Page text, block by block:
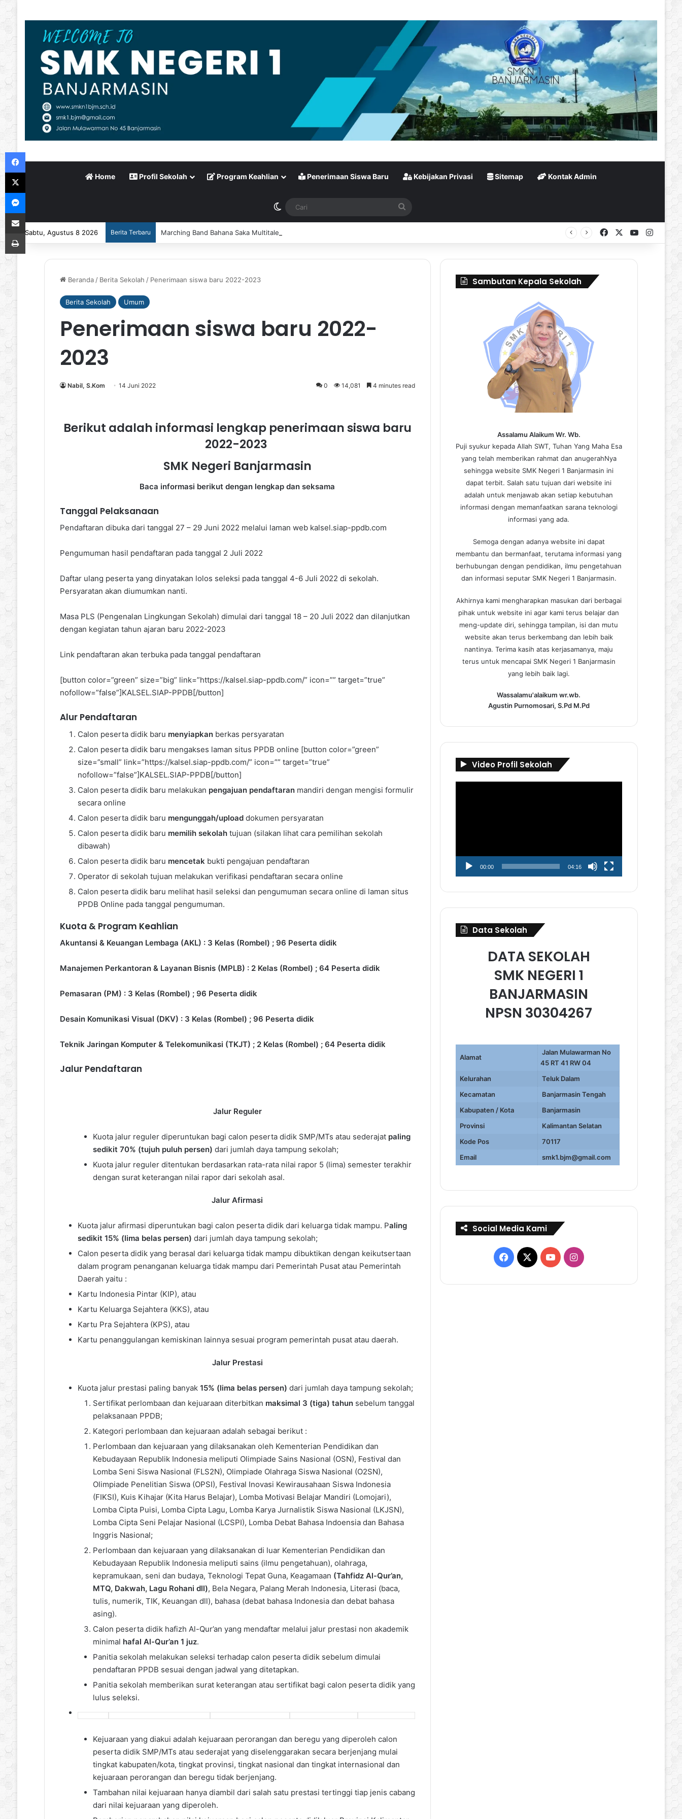
Home Profil Sekolah Program Keahlian Penerimaan Siswa Baru Kebijakan Privasi Sitemap Kontak Admin
Switch skin Cari
Sabtu, Agustus 8 2026 Berita Terbaru Marching Band Bahana Saka Multitalent SMK Negeri 1 Banjarmasin Borong Prestasi di Festival Borneo Marching Day 2026 FacebookYouTube
Beranda / Berita Sekolah / Penerimaan siswa baru 2022-2023
Berita Sekolah Umum
Penerimaan siswa baru 2022-
2023
Nabil, S.Kom 14 Juni 2022 0 14,081 4 minutes read
Berikut adalah informasi lengkap penerimaan siswa baru
2022-2023
SMK Negeri Banjarmasin
Baca informasi berikut dengan lengkap dan seksama
Tanggal Pelaksanaan
Pendaftaran dibuka dari tanggal 27 – 29 Juni 2022 melalui laman web kalsel.siap-ppdb.com
Pengumuman hasil pendaftaran pada tanggal 2 Juli 2022
Daftar ulang peserta yang dinyatakan lolos seleksi pada tanggal 4-6 Juli 2022 di sekolah.
Persyaratan akan diumumkan nanti.
Masa PLS (Pengenalan Lingkungan Sekolah) dimulai dari tanggal 18 – 20 Juli 2022 dan dilanjutkan
dengan kegiatan tahun ajaran baru 2022-2023
Link pendaftaran akan terbuka pada tanggal pendaftaran
[button color=”green” size=”big” link=”https://kalsel.siap-ppdb.com/” icon=”” target=”true”
nofollow=”false”]KALSEL.SIAP-PPDB[/button]
Alur Pendaftaran
Calon peserta didik baru menyiapkanberkas persyaratan
Calon peserta didik baru mengakses laman situs PPDB online [button color=”green”
size=”small” link=”https://kalsel.siap-ppdb.com/” icon=”” target=”true”
nofollow=”false”]KALSEL.SIAP-PPDB[/button]
Calon peserta didik baru melakukan pengajuan pendaftaran mandiri dengan mengisi formulir
secara online
Calon peserta didik baru mengunggah/uploaddokumen persyaratan
Calon peserta didik baru memilih sekolahtujuan (silakan lihat cara pemilihan sekolah
dibawah)
Calon peserta didik baru mencetakbukti pengajuan pendaftaran
Operator di sekolah tujuan melakukan verifikasi pendaftaran secara online
Calon peserta didik baru melihat hasil seleksi dan pengumuman secara online di laman situs
PPDB Online pada tanggal pengumuman.
Kuota & Program Keahlian
Akuntansi & Keuangan Lembaga (AKL) : 3 Kelas (Rombel) ; 96 Peserta didik
Manajemen Perkantoran & Layanan Bisnis (MPLB) : 2 Kelas (Rombel) ; 64 Peserta didik
Pemasaran (PM) : 3 Kelas (Rombel) ; 96 Peserta didik
Desain Komunikasi Visual (DKV) : 3 Kelas (Rombel) ; 96 Peserta didik
Teknik Jaringan Komputer & Telekomunikasi (TKJT) ; 2 Kelas (Rombel) ; 64 Peserta didik
Jalur Pendaftaran
Jalur Reguler
Kuota jalur reguler diperuntukan bagi calon peserta didik SMP/MTs atau sederajat paling
sedikit 70% (tujuh puluh persen) dari jumlah daya tampung sekolah;
Kuota jalur reguler ditentukan berdasarkan rata-rata nilai rapor 5 (lima) semester terakhir
dengan surat keterangan nilai rapor dari sekolah asal.
Jalur Afirmasi
Kuota jalur afirmasi diperuntukan bagi calon peserta didik dari keluarga tidak mampu. Paling
sedikit 15% (lima belas persen) dari jumlah daya tampung sekolah;
Calon peserta didik yang berasal dari keluarga tidak mampu dibuktikan dengan keikutsertaan
dalam program penanganan keluarga tidak mampu dari Pemerintah Pusat atau Pemerintah
Daerah yaitu :
Kartu Indonesia Pintar (KIP), atau
Kartu Keluarga Sejahtera (KKS), atau
Kartu Pra Sejahtera (KPS), atau
Kartu penanggulangan kemiskinan lainnya sesuai program pemerintah pusat atau daerah.
Jalur Prestasi
Kuota jalur prestasi paling banyak 15% (lima belas persen) dari jumlah daya tampung sekolah;
Sertifikat perlombaan dan kejuaraan diterbitkan maksimal 3 (tiga) tahun sebelum tanggal
pelaksanaan PPDB;
Kategori perlombaan dan kejuaraan adalah sebagai berikut :
Perlombaan dan kejuaraan yang dilaksanakan oleh Kementerian Pendidikan dan
Kebudayaan Republik Indonesia meliputi Olimpiade Sains Nasional (OSN), Festival dan
Lomba Seni Siswa Nasional (FLS2N), Olimpiade Olahraga Siswa Nasional (O2SN),
Olimpiade Penelitian Siswa (OPSI), Festival Inovasi Kewirausahaan Siswa Indonesia
(FIKSI), Kuis Kihajar (Kita Harus Belajar), Lomba Motivasi Belajar Mandiri (Lomojari),
Lomba Cipta Puisi, Lomba Cipta Lagu, Lomba Karya Jurnalistik Siswa Nasional (LKJSN),
Lomba Cipta Seni Pelajar Nasional (LCSPI), Lomba Debat Bahasa Indoensia dan Bahasa
Inggris Nasional;
Perlombaan dan kejuaraan yang dilaksanakan di luar Kementerian Pendidikan dan
Kebudayaan Republik Indonesia meliputi sains (ilmu pengetahuan), olahraga,
kepramukaan, seni dan budaya, Teknologi Tepat Guna, Keagamaan (Tahfidz Al-Qur’an,
MTQ, Dakwah, Lagu Rohani dll), Bela Negara, Palang Merah Indonesia, Literasi (baca,
tulis, numerik, TIK, Keuangan dll), bahasa (debat bahasa Indonesia dan debat bahasa
asing).
Calon peserta didik hafizh Al-Qur’an yang mendaftar melalui jalur prestasi non akademik
minimal hafal Al-Qur’an 1 juz.
Panitia sekolah melakukan seleksi terhadap calon peserta didik sebelum dimulai
pendaftaran PPDB sesuai dengan jadwal yang ditetapkan.
Panitia sekolah memberikan surat keterangan atau sertifikat bagi calon peserta didik yang
lulus seleksi.
Kejuaraan yang diakui adalah kejuaraan perorangan dan beregu yang diperoleh calon
peserta didik SMP/MTs atau sederajat yang diselenggarakan secara berjenjang mulai
tingkat kabupaten/kota, tingkat provinsi, tingkat nasional dan tingkat internasional dan
kejuaraan perorangan dan beregu tidak berjenjang.
Tambahan nilai kejuaraan hanya diambil dari salah satu prestasi tertinggi tiap jenis cabang
dari nilai kejuaraan yang diperoleh.
Sambutan Kepala Sekolah
Assalamu Alaikum Wr. Wb.
Puji syukur kepada Allah SWT, Tuhan Yang Maha Esa
yang telah memberikan rahmat dan anugerahNya
sehingga website SMK Negeri 1 Banjarmasin ini
dapat terbit. Salah satu tujuan dari website ini
adalah untuk menjawab akan setiap kebutuhan
informasi dengan memanfaatkan sarana teknologi
informasi yang ada.
Semoga dengan adanya website ini dapat
membantu dan bermanfaat, terutama informasi yang
berhubungan dengan pendidikan, ilmu pengetahuan
dan informasi seputar SMK Negeri 1 Banjarmasin.
Akhirnya kami mengharapkan masukan dari berbagai
pihak untuk website ini agar kami terus belajar dan
meng-update diri, sehingga tampilan, isi dan mutu
website akan terus berkembang dan lebih baik
nantinya. Terima kasih atas kerjasamanya, maju
terus untuk mencapai SMK Negeri 1 Banjarmasin
yang lebih baik lagi.
Wassalamu'alaikum wr.wb.
Agustin Purnomosari, S.Pd M.Pd
Video Profil Sekolah
00:00 04:16
Data Sekolah
DATA SEKOLAH
SMK NEGERI 1
BANJARMASIN
NPSN 30304267
Alamat
Jalan Mulawarman No
45 RT 41 RW 04
Kelurahan
Teluk Dalam
Kecamatan
Banjarmasin Tengah
Kabupaten / Kota
Banjarmasin
Provinsi
Kalimantan Selatan
Kode Pos
70117
Email
smk1.bjm@gmail.com
Social Media Kami
Facebook
X YouTubeInstagram
Facebook
X
Messenger
Bagikan via Email
Print